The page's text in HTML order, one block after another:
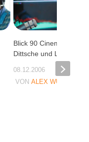
Blick 90 Cinema,
Dittsche und Le Web 3
08.12.2006
VONALEX WUNSCHEL